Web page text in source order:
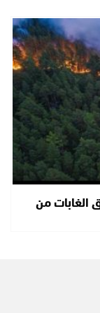
الغابات من